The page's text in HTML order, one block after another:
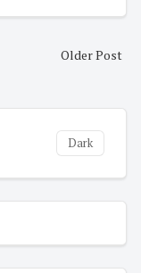
Older Post
Dark